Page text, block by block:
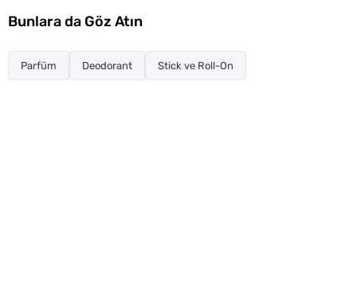
Bunlara da Göz Atın
Parfüm Deodorant Stick ve Roll-On